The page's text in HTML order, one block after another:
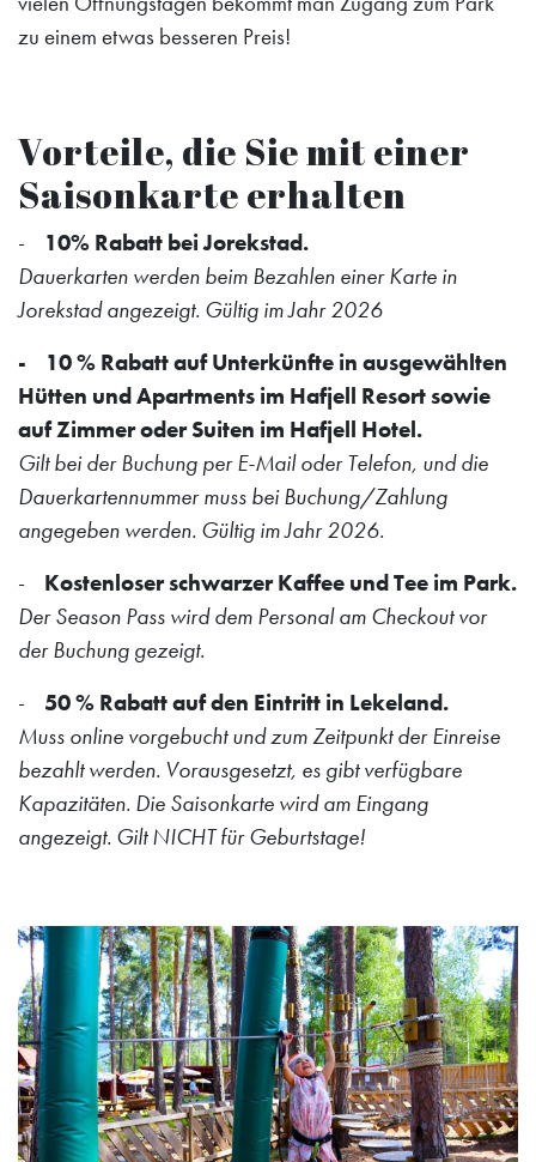
zu einem etwas besseren Preis!
Vorteile, die Sie mit einer
Saisonkarte erhalten
- 10% Rabatt bei Jorekstad.
Dauerkarten werden beim Bezahlen einer Karte in
Jorekstad angezeigt. Gültig im Jahr 2026
- 10 % Rabatt auf Unterkünfte in ausgewählten
Hütten und Apartments im Hafjell Resort sowie
auf Zimmer oder Suiten im Hafjell Hotel.
Gilt bei der Buchung per E-Mail oder Telefon, und die
Dauerkartennummer muss bei Buchung/Zahlung
angegeben werden. Gültig im Jahr 2026.
-
Kostenloser schwarzer Kaffee und Tee im Park.
Der Season Pass wird dem Personal am Checkout vor
der Buchung gezeigt.
- 50 % Rabatt auf den Eintritt in Lekeland.
Muss online vorgebucht und zum Zeitpunkt der Einreise
bezahlt werden. Vorausgesetzt, es gibt verfügbare
Kapazitäten. Die Saisonkarte wird am Eingang
angezeigt. Gilt NICHT für Geburtstage!